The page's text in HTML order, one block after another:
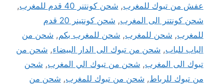
عفش من تبوك للمغرب, شحن كونتنر 40 قدم للمغرب
,
شحن كونتنر الى المغرب,
شحن كونتينر 20 قدم
للمغرب, شحن للمغرب, شحن للمغرب بكم, شحن من
الباب للباب, شحن من تبوك الى الدار البيضاء, شحن من
تبوك الى المغرب, شحن من تبوك الي المغرب, شحن
من تبوك للرباط, شحن من تبوك للمغرب, شحن من